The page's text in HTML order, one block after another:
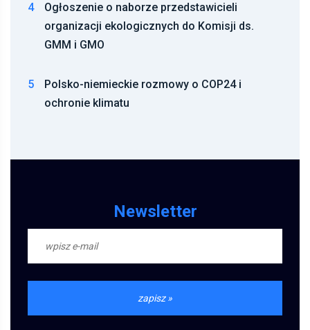
4
Ogłoszenie o naborze przedstawicieli
organizacji ekologicznych do Komisji ds.
GMM i GMO
5
Polsko-niemieckie rozmowy o COP24 i
ochronie klimatu
Newsletter